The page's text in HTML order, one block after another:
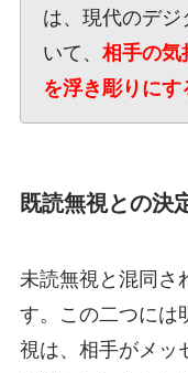
は、現代のデ
いて、 相手の気
を浮き彫りにす
既読無視との決
未読無視と混同さ
す。この二つには
視は、相手がメッ